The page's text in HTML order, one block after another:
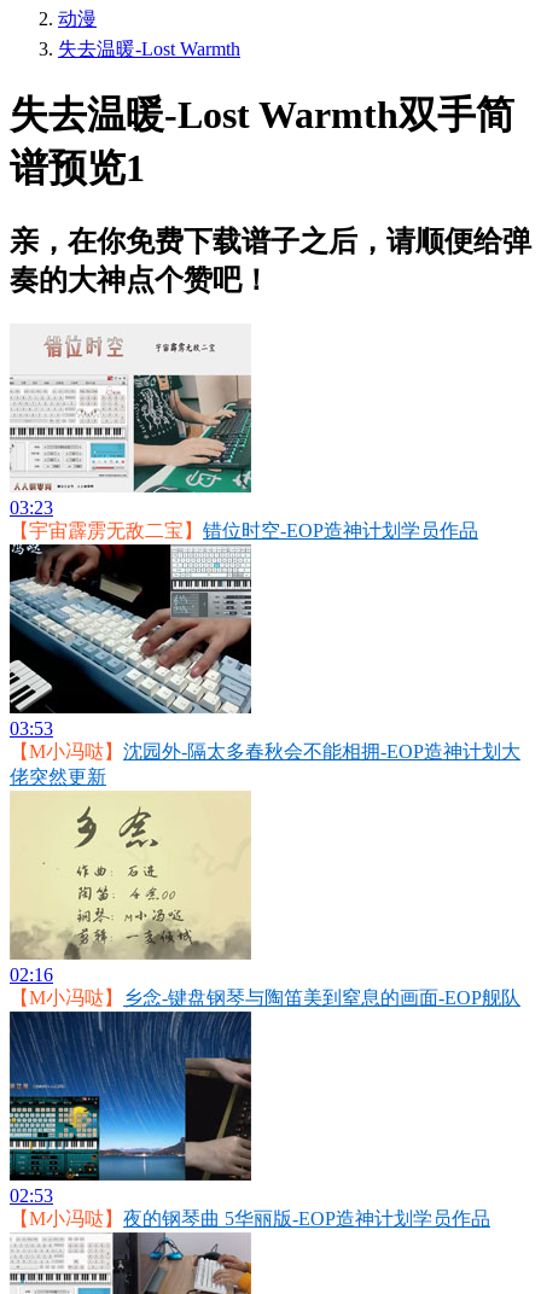
动漫
失去温暖-Lost Warmth
失去温暖-Lost Warmth双手简
谱预览1
亲，在你免费下载谱子之后，请顺便给弹
奏的大神点个赞吧！
03:23
【宇宙霹雳无敌二宝】 错位时空-EOP造神计划学员作品
03:53
【M小冯哒】 沈园外-隔太多春秋会不能相拥-EOP造神计划大
佬突然更新
02:16
【M小冯哒】
乡念-键盘钢琴与陶笛美到窒息的画面-EOP舰队
02:53
【M小冯哒】 夜的钢琴曲 5华丽版-EOP造神计划学员作品